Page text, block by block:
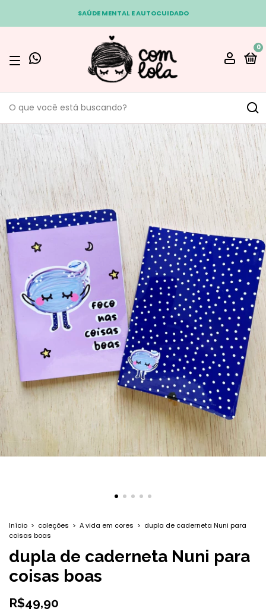
SAÚDE MENTAL E AUTOCUIDADO
0
Início > coleções > A vida em cores > dupla de caderneta Nuni para
coisas boas
dupla de caderneta Nuni para
coisas boas
R$49,90